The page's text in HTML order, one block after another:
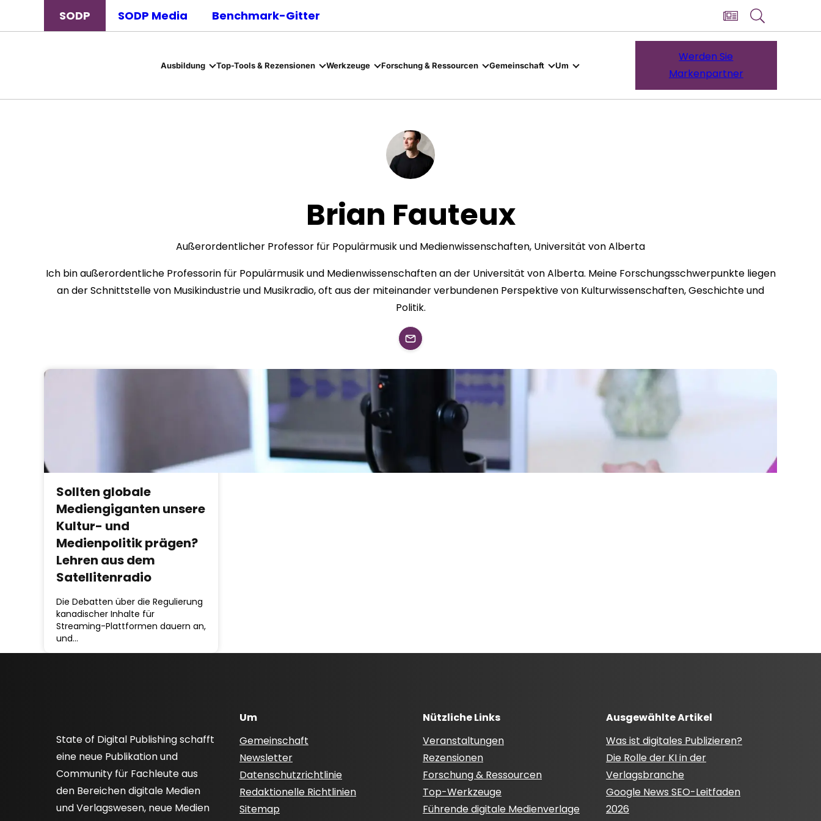
SODP SODP Media Benchmark-Gitter
Ausbildung Top-Tools & Rezensionen Werkzeuge Forschung & Ressourcen Gemeinschaft Um
Werden Sie
Markenpartner
Brian Fauteux
Außerordentlicher Professor für Populärmusik und Medienwissenschaften, Universität von Alberta
Ich bin außerordentliche Professorin für Populärmusik und Medienwissenschaften an der Universität von Alberta. Meine Forschungsschwerpunkte liegen
an der Schnittstelle von Musikindustrie und Musikradio, oft aus der miteinander verbundenen Perspektive von Kulturwissenschaften, Geschichte und
Politik.
Sollten globale
Mediengiganten unsere
Kultur- und
Medienpolitik prägen?
Lehren aus dem
Satellitenradio
Die Debatten über die Regulierung
kanadischer Inhalte für
Streaming-Plattformen dauern an,
und…
State of Digital Publishing schafft
eine neue Publikation und
Community für Fachleute aus
den Bereichen digitale Medien
und Verlagswesen, neue Medien
Um
Gemeinschaft
Newsletter
Datenschutzrichtlinie
Redaktionelle Richtlinien
Sitemap
Nützliche Links
Veranstaltungen
Rezensionen
Forschung & Ressourcen
Top-Werkzeuge
Führende digitale Medienverlage
Ausgewählte Artikel
Was ist digitales Publizieren?
Die Rolle der KI in der
Verlagsbranche
Google News SEO-Leitfaden
2026